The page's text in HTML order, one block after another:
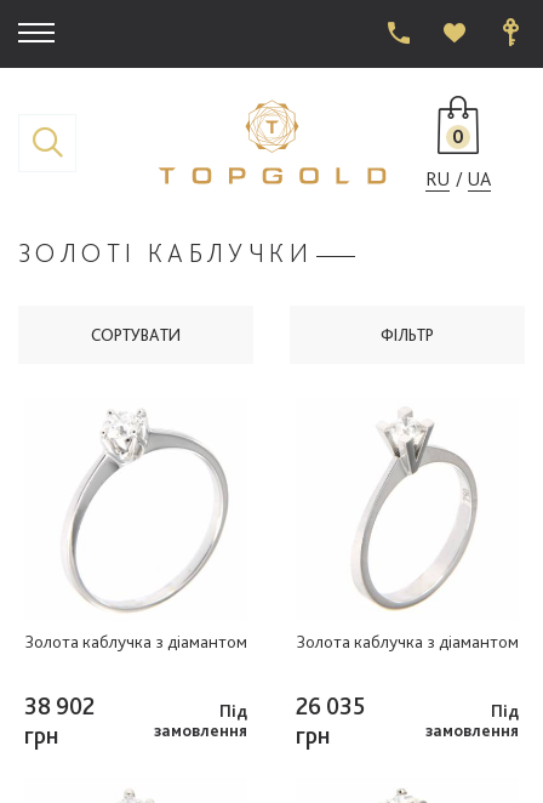
0
RU
UA
ЗОЛОТІ КАБЛУЧКИ
СОРТУВАТИ ФІЛЬТР
Золота каблучка з діамантом
38 902
грн
Під
замовлення
Золота каблучка з діамантом
26 035
грн
Під
замовлення